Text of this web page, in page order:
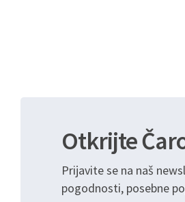
Otkrijte
Prijavite se na naš
pogodnosti, posebne